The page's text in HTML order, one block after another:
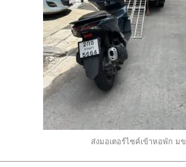
ส่งมอเตอร์ไซค์เข้าหอพัก มข